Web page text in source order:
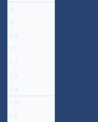
8
9
10
11
12
13
14
15
16